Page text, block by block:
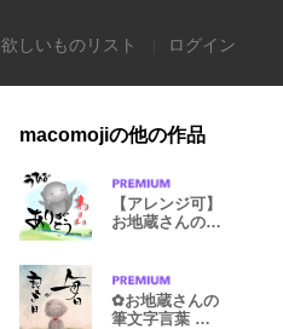
欲しいものリスト ログイン
macomojiの他の作品
【アレンジ可】
お地蔵さんのオ
✿お地蔵さんの
筆文字言葉 ✿